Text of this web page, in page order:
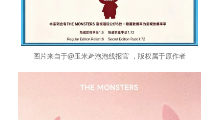
图片来自于@玉米🌽泡泡线报官 ，版权属于原作者